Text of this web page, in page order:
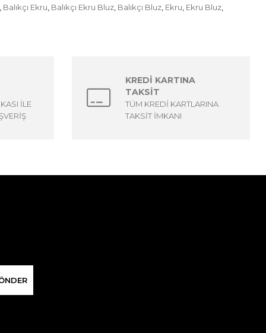
, Balıkçı Ekru, Balıkçı Ekru Bluz, Balıkçı Bluz, Ekru, Ekru Bluz,
İLE
KREDİ KARTINA
TAKSİT
TÜM KREDİ KARTLARINA
TAKSİT İMKANI